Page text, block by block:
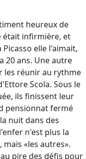
heureux de
était infirmière, et
Picasso elle l'aimait,
20 ans. Une autre
les réunir au rythme
Scola. Sous le
ils finissent leur
pensionnat fermé
nuit dans des
n'est plus la
«les autres».
pire des défis pour